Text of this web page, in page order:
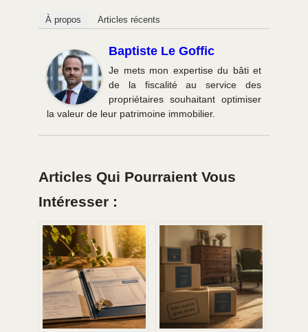
À propos Articles récents
Baptiste Le Goffic
Je mets mon expertise du bâti et
de la fiscalité au service des
propriétaires souhaitant optimiser
la valeur de leur patrimoine immobilier.
Articles Qui Pourraient Vous
Intéresser :